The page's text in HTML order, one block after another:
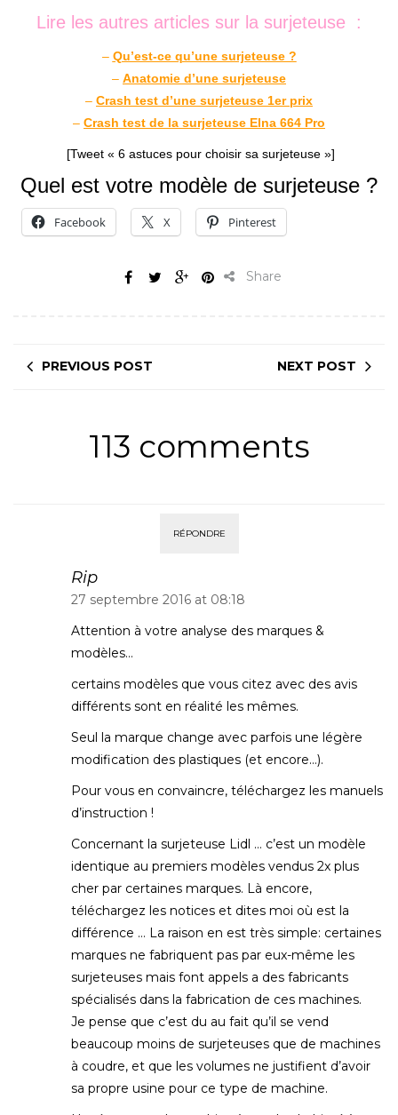
Lire les autres articles sur la surjeteuse :
– Qu’est-ce qu’une surjeteuse ?
– Anatomie d’une surjeteuse
– Crash test d’une surjeteuse 1er prix
– Crash test de la surjeteuse Elna 664 Pro
[Tweet « 6 astuces pour choisir sa surjeteuse »]
Quel est votre modèle de surjeteuse ?
Facebook X Pinterest
Share
PREVIOUS POST NEXT POST
113 comments
RÉPONDRE
Rip
27 septembre 2016 at 08:18
Attention à votre analyse des marques &
modèles…
certains modèles que vous citez avec des avis
différents sont en réalité les mêmes.
Seul la marque change avec parfois une légère
modification des plastiques (et encore…).
Pour vous en convaincre, téléchargez les manuels
d’instruction !
Concernant la surjeteuse Lidl … c’est un modèle
identique au premiers modèles vendus 2x plus
cher par certaines marques. Là encore,
téléchargez les notices et dites moi où est la
différence … La raison en est très simple: certaines
marques ne fabriquent pas par eux-même les
surjeteuses mais font appels a des fabricants
spécialisés dans la fabrication de ces machines.
Je pense que c’est du au fait qu’il se vend
beaucoup moins de surjeteuses que de machines
à coudre, et que les volumes ne justifient d’avoir
sa propre usine pour ce type de machine.